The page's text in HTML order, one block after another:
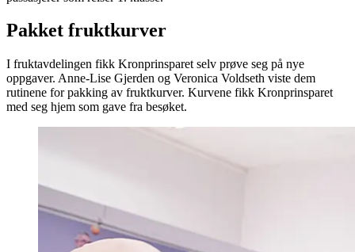
Pakket fruktkurver
I fruktavdelingen fikk Kronprinsparet selv prøve seg på nye
oppgaver. Anne-Lise Gjerden og Veronica Voldseth viste dem
rutinene for pakking av fruktkurver. Kurvene fikk Kronprinsparet
med seg hjem som gave fra besøket.